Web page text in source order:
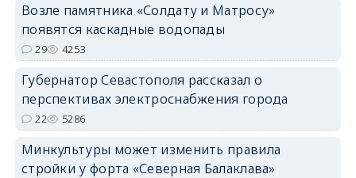
Возле памятника «Солдату и Матросу»
появятся каскадные водопады
29 4253
Губернатор Севастополя рассказал о
перспективах электроснабжения города
22 5286
Минкультуры может изменить правила
стройки у форта «Северная Балаклава»